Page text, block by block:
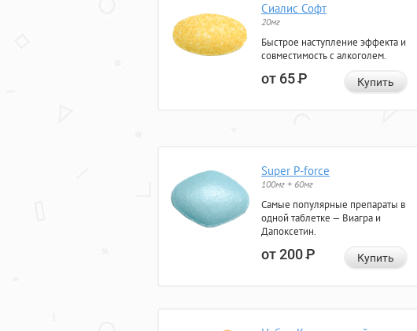
Сиалис Софт
20мг
Быстрое наступление эффекта и
совместимость с алкоголем.
от 65Р Купить
Super P-force
100мг + 60мг
Самые популярные препараты в
одной таблетке — Виагра и
Дапоксетин.
от 200Р Купить